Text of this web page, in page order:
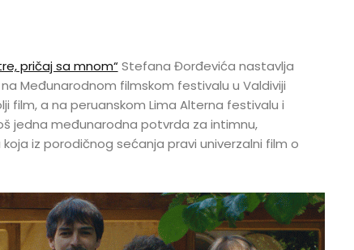
pričaj sa mnom“ Stefana Đorđevića nastavlja
Međunarodnom filmskom festivalu u Valdiviji
film, a na peruanskom Lima Alterna festivalu i
jedna međunarodna potvrda za intimnu,
iz porodičnog sećanja pravi univerzalni film o